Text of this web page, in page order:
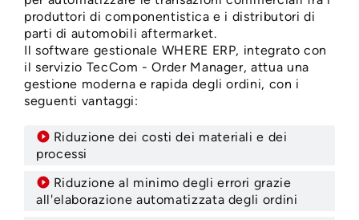
MANAGER
produttori di componentistica e i distributori di
parti di automobili aftermarket.
Il software gestionale WHERE ERP, integrato con
il servizio TecCom - Order Manager, attua una
gestione moderna e rapida degli ordini, con i
seguenti vantaggi:
Riduzione dei costi dei materiali e dei
processi
Riduzione al minimo degli errori grazie
all'elaborazione automatizzata degli ordini